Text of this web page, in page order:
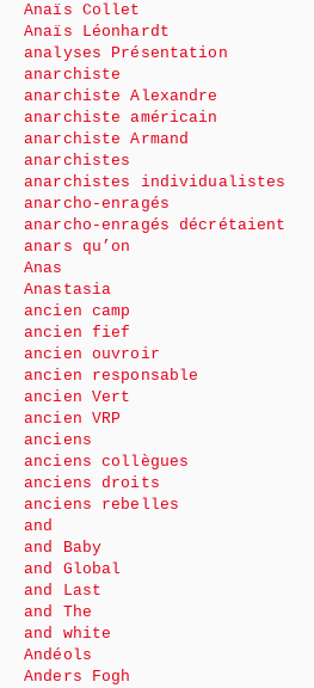
Anaïs Collet
Anaïs Léonhardt
analyses Présentation
anarchiste
anarchiste Alexandre
anarchiste américain
anarchiste Armand
anarchistes
anarchistes individualistes
anarcho-enragés
anarcho-enragés décrétaient
anars qu’on
Anas
Anastasia
ancien camp
ancien fief
ancien ouvroir
ancien responsable
ancien Vert
ancien VRP
anciens
anciens collègues
anciens droits
anciens rebelles
and
and Baby
and Global
and Last
and The
and white
Andéols
Anders Fogh